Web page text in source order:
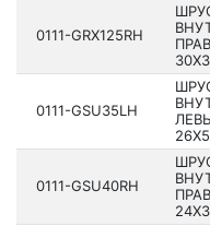
0111-GRX125RH
0111-GSU35LH
0111-GSU40RH